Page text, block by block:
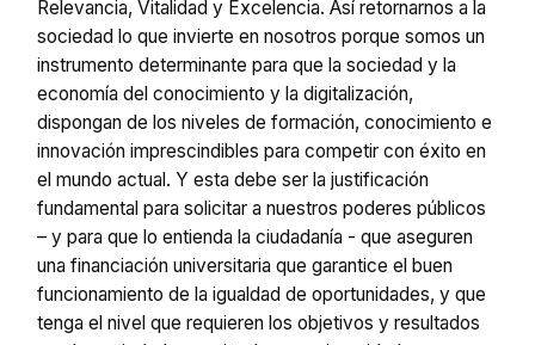
Relevancia, Vitalidad y Excelencia. Así retornarnos a la
sociedad lo que invierte en nosotros porque somos un
instrumento determinante para que la sociedad y la
economía del conocimiento y la digitalización,
dispongan de los niveles de formación, conocimiento e
innovación imprescindibles para competir con éxito en
el mundo actual. Y esta debe ser la justificación
fundamental para solicitar a nuestros poderes públicos
– y para que lo entienda la ciudadanía - que aseguren
una financiación universitaria que garantice el buen
funcionamiento de la igualdad de oportunidades, y que
tenga el nivel que requieren los objetivos y resultados